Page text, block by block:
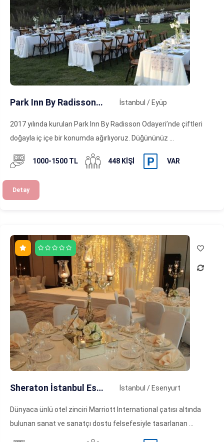
Park Inn By Radisson Odayeri İstanbul / Eyüp
2017 yılında kurulan Park Inn By Radisson Odayeri’nde çiftleri
doğayla iç içe bir konumda ağırlıyoruz. Düğününüz ...
1000-1500 TL 448 KIŞI VAR
Detay
Sheraton İstanbul Esenyurt İstanbul / Esenyurt
Dünyaca ünlü otel zinciri Marriott International çatısı altında
bulunan sanat ve sanatçı dostu felsefesiyle tasarlanan ...